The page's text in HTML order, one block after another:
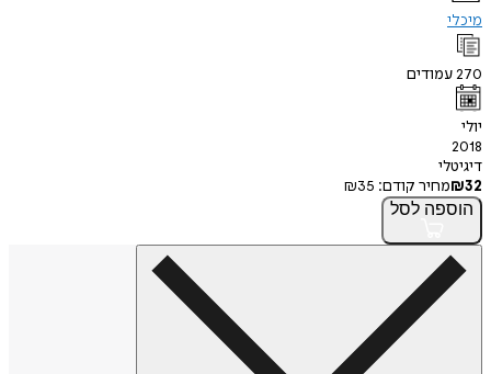
מיכלי
270עמודים
יולי
2018
דיגיטלי
₪32 מחיר קודם: ₪35
הוספה לסל